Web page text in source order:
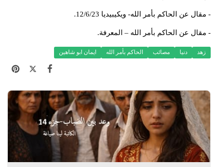
- مقال عن الحاكم بأمر الله- ويكيبيديا 12/6/23.
- مقال عن الحاكم بأمر الله – المعرفة.
زهد دنيا مصائب الحاكم بأمر الله ايمان ابو شاهين